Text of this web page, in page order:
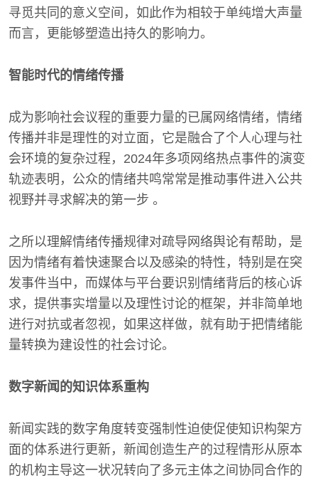
寻觅共同的意义空间，如此作为相较于单纯增大声量
而言，更能够塑造出持久的影响力。
智能时代的情绪传播
成为影响社会议程的重要力量的已属网络情绪，情绪
传播并非是理性的对立面，它是融合了个人心理与社
会环境的复杂过程，2024年多项网络热点事件的演变
轨迹表明，公众的情绪共鸣常常是推动事件进入公共
视野并寻求解决的第一步 。
之所以理解情绪传播规律对疏导网络舆论有帮助，是
因为情绪有着快速聚合以及感染的特性，特别是在突
发事件当中，而媒体与平台要识别情绪背后的核心诉
求，提供事实增量以及理性讨论的框架，并非简单地
进行对抗或者忽视，如果这样做，就有助于把情绪能
量转换为建设性的社会讨论。
数字新闻的知识体系重构
新闻实践的数字角度转变强制性迫使促使知识构架方
面的体系进行更新，新闻创造生产的过程情形从原本
的机构主导这一状况转向了多元主体之间协同合作的